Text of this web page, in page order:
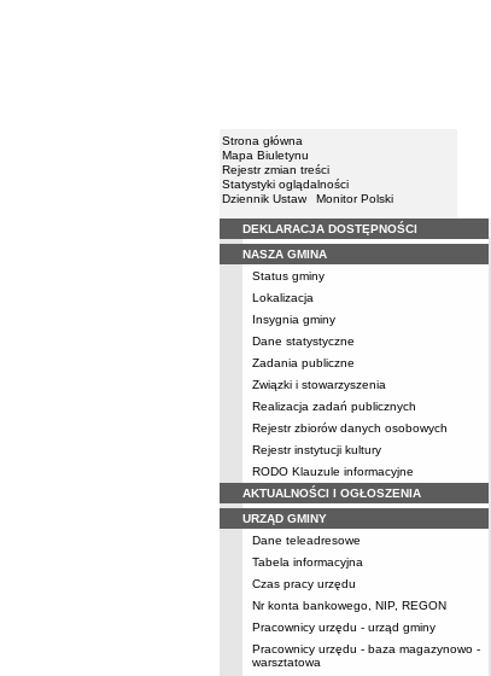
Strona główna
Mapa Biuletynu
Rejestr zmian treści
Statystyki oglądalności
Dziennik Ustaw
Monitor Polski
Menu
DEKLARACJA DOSTĘPNOŚCI
NASZA GMINA
Status gminy
Lokalizacja
Insygnia gminy
Dane statystyczne
Zadania publiczne
Związki i stowarzyszenia
Realizacja zadań publicznych
Rejestr zbiorów danych osobowych
Rejestr instytucji kultury
RODO Klauzule informacyjne
AKTUALNOŚCI I OGŁOSZENIA
URZĄD GMINY
Dane teleadresowe
Tabela informacyjna
Czas pracy urzędu
Nr konta bankowego, NIP, REGON
Pracownicy urzędu - urząd gminy
Pracownicy urzędu - baza magazynowo -
warsztatowa